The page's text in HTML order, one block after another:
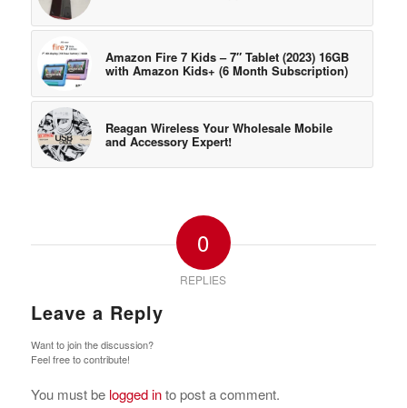
Amazon Fire 7 Kids – 7″ Tablet (2023) 16GB
with Amazon Kids+ (6 Month Subscription)
Reagan Wireless Your Wholesale Mobile
and Accessory Expert!
0
REPLIES
Leave a Reply
Want to join the discussion?
Feel free to contribute!
You must be logged into post a comment.